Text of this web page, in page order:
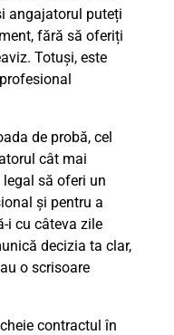
angajatorul puteți
fără să oferiți
Totuși, este
de probă, cel
cât mai
să oferi un
și pentru a
i cu câteva zile
decizia ta clar,
o scrisoare
contractul în